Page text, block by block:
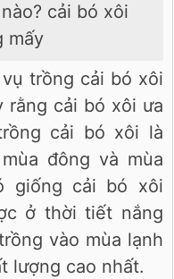
cải bó xôi
mấy
trồng cải bó xôi
rằng cải bó xôi ưa
cải bó xôi là
đông và mùa
giống cải bó xôi
ở thời tiết nắng
vào mùa lạnh
lượng cao nhất.